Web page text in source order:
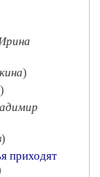
)
)
)
приходят